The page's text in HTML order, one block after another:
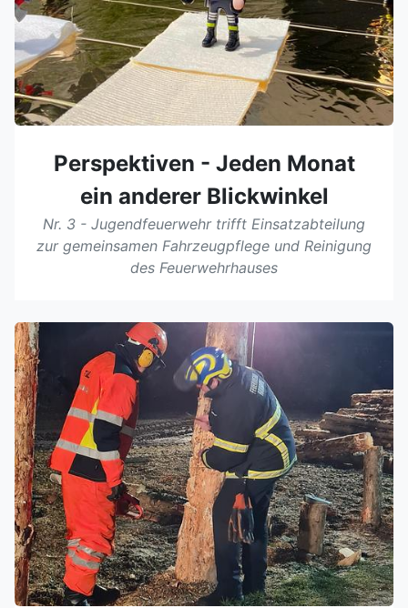
Perspektiven - Jeden Monat
ein anderer Blickwinkel
Nr. 3 - Jugendfeuerwehr trifft Einsatzabteilung
zur gemeinsamen Fahrzeugpflege und Reinigung
des Feuerwehrhauses